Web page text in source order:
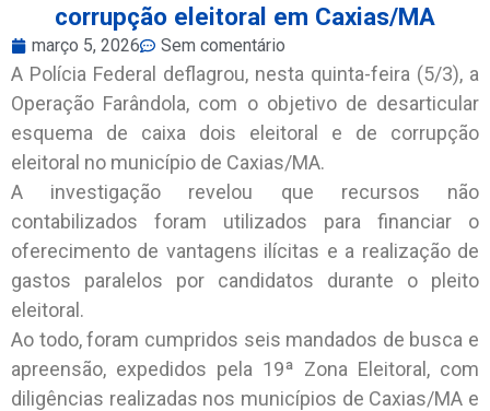
corrupção eleitoral em Caxias/MA
março 5, 2026 Sem comentário
A Polícia Federal deflagrou, nesta quinta-feira (5/3), a
Operação Farândola, com o objetivo de desarticular
esquema de caixa dois eleitoral e de corrupção
eleitoral no município de Caxias/MA.
A investigação revelou que recursos não
contabilizados foram utilizados para financiar o
oferecimento de vantagens ilícitas e a realização de
gastos paralelos por candidatos durante o pleito
eleitoral.
Ao todo, foram cumpridos seis mandados de busca e
apreensão, expedidos pela 19ª Zona Eleitoral, com
diligências realizadas nos municípios de Caxias/MA e